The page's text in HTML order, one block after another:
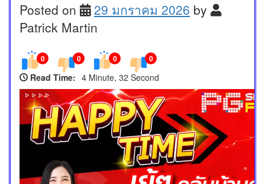
Posted on 29 มกราคม 2026 by
Patrick Martin
0 0 0 0
Read Time: 4 Minute, 32 Second